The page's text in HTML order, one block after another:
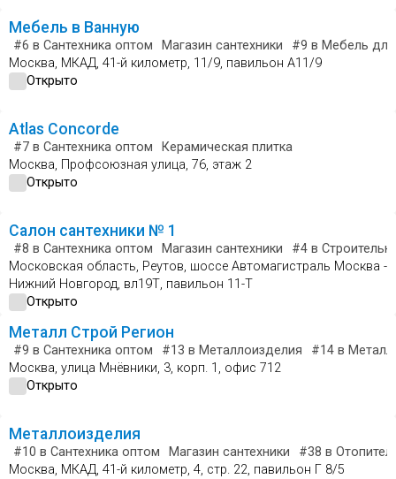
Мебель в Ванную
#6 в Сантехника оптом Магазин сантехники #9 в Мебель
Москва, МКАД, 41-й километр, 11/9, павильон А11/9
Открыто
Atlas Concorde
#7 в Сантехника оптом
Керамическая плитка
Москва, Профсоюзная улица, 76, этаж 2
Открыто
Салон сантехники № 1
#8 в Сантехника оптом Магазин сантехники #4 в
Московская область, Реутов, шоссе Автомагистраль Москва -
Нижний Новгород, вл19Т, павильон 11-Т
Открыто
Металл Строй Регион
#9 в Сантехника оптом #13 в Металлоизделия #14 в
Москва, улица Мнёвники, 3, корп. 1, офис 712
Открыто
Металлоизделия
#10 в Сантехника оптом Магазин сантехники #38 в
Москва, МКАД, 41-й километр, 4, стр. 22, павильон Г 8/5